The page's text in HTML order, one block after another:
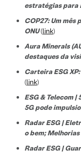
estratégias para
COP27: Um
ONU(link)
Aura Minerals
destaques da
Carteira ESG
(link)
ESG & Telecom
5G pode
Radar ESG |
o bem;
Radar ESG |